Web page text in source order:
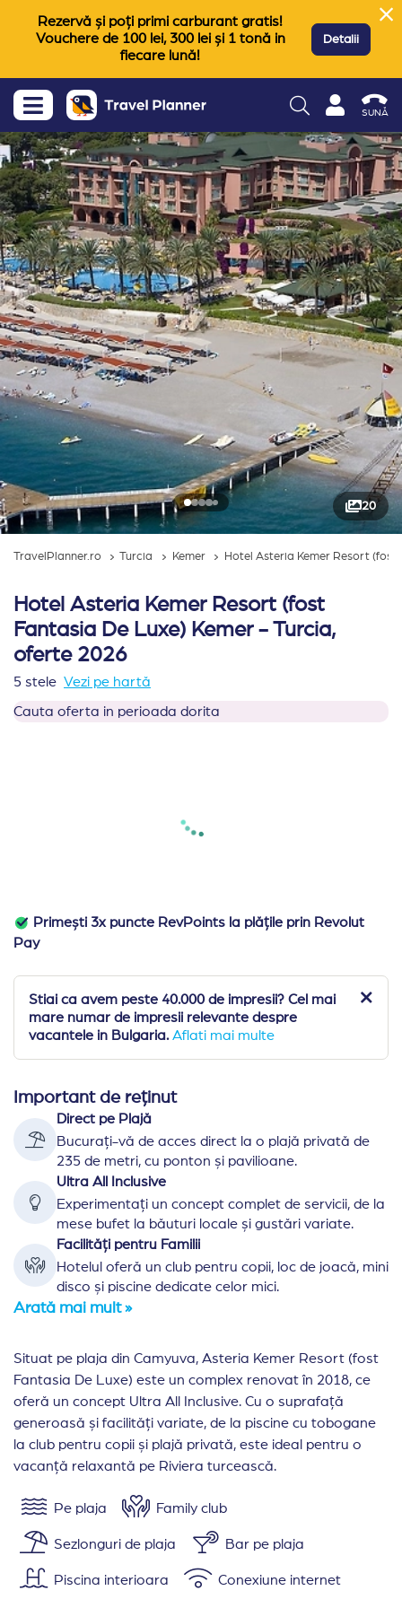
Rezervă și poți primi carburant gratis!
Vouchere de 100 lei, 300 lei și 1 tonă in
fiecare lună!
Detalii
SUNĂ
20
TravelPlanner.ro Turcia Kemer Hotel Asteria Kemer Resort (fost
Hotel Asteria Kemer Resort (fost
Fantasia De Luxe) Kemer - Turcia,
oferte 2026
5 stele Vezi pe hartă
Cauta oferta in perioada dorita
Primești 3x puncte RevPoints la plățile prin Revolut
Pay
Stiai ca avem peste 40.000 de impresii? Cel mai
mare numar de impresii relevante despre
vacantele in Bulgaria. Aflati mai multe
Situat pe plaja din Camyuva, Asteria Kemer Resort (fost
Fantasia De Luxe) este un complex renovat în 2018, ce
oferă un concept Ultra All Inclusive. Cu o suprafață
generoasă și facilități variate, de la piscine cu tobogane
la club pentru copii și plajă privată, este ideal pentru o
vacanță relaxantă pe Riviera turcească.
Pe plaja Family club
Sezlonguri de plaja Bar pe plaja
Piscina interioara Conexiune internet
Important de reținut
Direct pe Plajă
Bucurați-vă de acces direct la o plajă privată de
235 de metri, cu ponton și pavilioane.
Ultra All Inclusive
Experimentați un concept complet de servicii, de la
mese bufet la băuturi locale și gustări variate.
Facilități pentru Familii
Hotelul oferă un club pentru copii, loc de joacă, mini
disco și piscine dedicate celor mici.
Arată mai mult »